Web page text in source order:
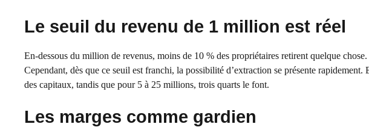
Le seuil du revenu de 1 million est réel
En-dessous du million de revenus, moins de 10 % des propriétaires retirent quelque
Cependant, dès que ce seuil est franchi, la possibilité d’extraction se présente
des capitaux, tandis que pour 5 à 25 millions, trois quarts le font.
Les marges comme gardien